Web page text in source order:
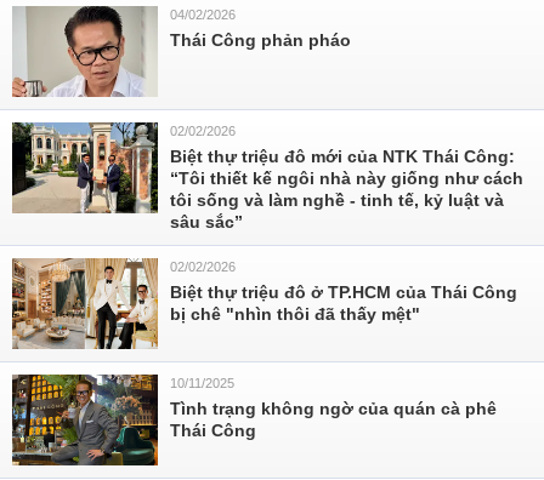
04/02/2026
Thái Công phản pháo
02/02/2026
Biệt thự triệu đô mới của NTK Thái Công:
“Tôi thiết kế ngôi nhà này giống như cách
tôi sống và làm nghề - tinh tế, kỷ luật và
sâu sắc”
02/02/2026
Biệt thự triệu đô ở TP.HCM của Thái Công
bị chê "nhìn thôi đã thấy mệt"
10/11/2025
Tình trạng không ngờ của quán cà phê
Thái Công